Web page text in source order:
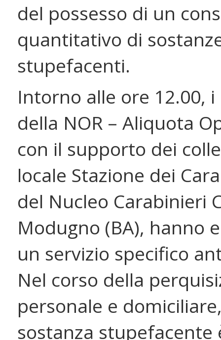
del possesso di un
quantitativo di
stupefacenti.
Intorno alle ore 12.00,
della NOR – Aliquota
con il supporto dei
locale Stazione dei
del Nucleo Carabinieri
Modugno (BA), hanno
un servizio specifico
Nel corso della
personale e
sostanza stupefacente